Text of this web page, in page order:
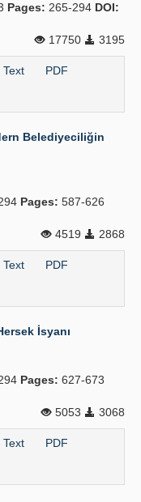
Pages: 265-294 DOI:
17750
3195
Text PDF
Belediyeciliğin
Pages: 587-626
4519
2868
Text PDF
İsyanı
Pages: 627-673
5053
3068
Text PDF